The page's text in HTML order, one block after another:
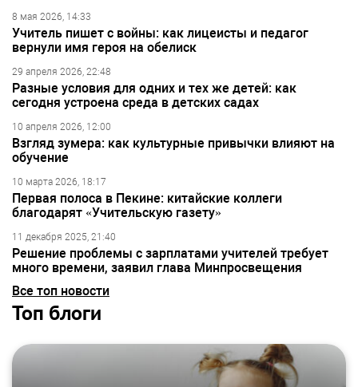
8 мая 2026, 14:33
Учитель пишет с войны: как лицеисты и педагог
вернули имя героя на обелиск
29 апреля 2026, 22:48
Разные условия для одних и тех же детей: как
сегодня устроена среда в детских садах
10 апреля 2026, 12:00
Взгляд зумера: как культурные привычки влияют на
обучение
10 марта 2026, 18:17
Первая полоса в Пекине: китайские коллеги
благодарят «Учительскую газету»
11 декабря 2025, 21:40
Решение проблемы с зарплатами учителей требует
много времени, заявил глава Минпросвещения
Все топ новости
Топ блоги